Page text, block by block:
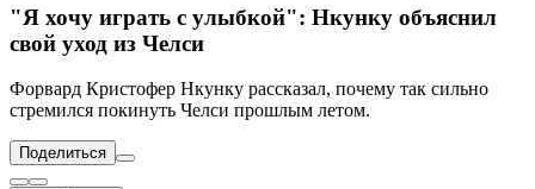
"Я хочу играть с улыбкой": Нкунку объяснил
свой уход из Челси
Форвард Кристофер Нкунку рассказал, почему так сильно
стремился покинуть Челси прошлым летом.
Поделиться